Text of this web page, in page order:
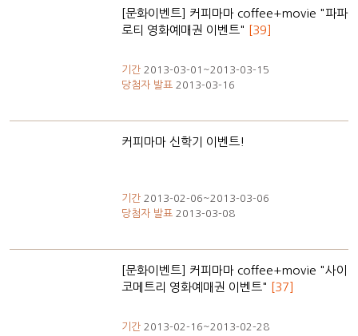
[문화이벤트] 커피마마 coffee+movie "파파
로티 영화예매권 이벤트"
[39]
기간 2013-03-01~2013-03-15
당첨자 발표 2013-03-16
커피마마 신학기 이벤트!
기간 2013-02-06~2013-03-06
당첨자 발표 2013-03-08
[문화이벤트] 커피마마 coffee+movie "사이
코메트리 영화예매권 이벤트"
[37]
기간 2013-02-16~2013-02-28